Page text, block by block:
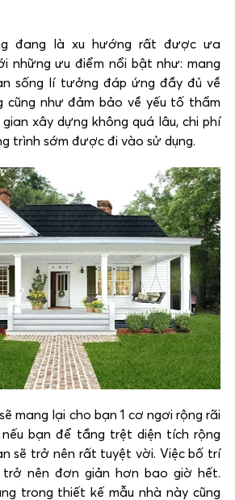
đang là xu hướng rất được ưa
những ưu điểm nổi bật như: mang
sống lí tưởng đáp ứng đầy đủ về
cũng như đảm bảo về yếu tố thẩm
xây dựng không quá lâu, chi phí
trình sớm được đi vào sử dụng.
mang lại cho bạn 1 cơ ngơi rộng rãi
bạn để tầng trệt diện tích rộng
sẽ trở nên rất tuyệt vời. Việc bố trí
trở nên đơn giản hơn bao giờ hết.
trong thiết kế mẫu nhà này cũng